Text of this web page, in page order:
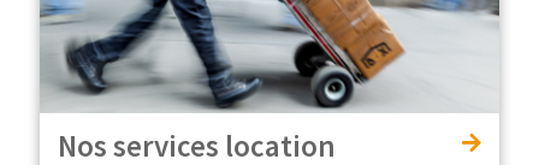
Nos services location